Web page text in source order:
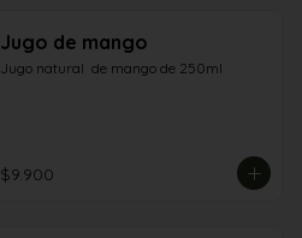
Jugo de mango
Jugo natural  de mango de 250ml
$9.900